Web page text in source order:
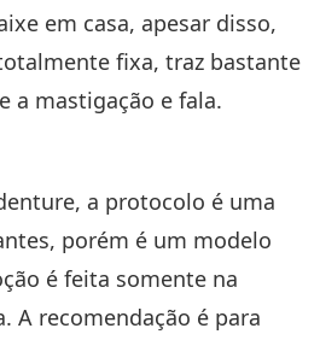
em casa, apesar disso,
fixa, traz bastante
a mastigação e fala.
a protocolo é uma
porém é um modelo
é feita somente na
A recomendação é para